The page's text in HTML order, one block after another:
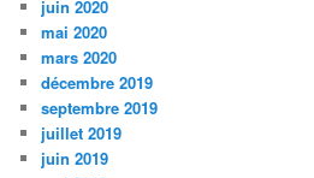
juin 2020
mai 2020
mars 2020
décembre 2019
septembre 2019
juillet 2019
juin 2019